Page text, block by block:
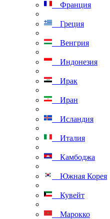
Франция
Греция
Венгрия
Индонезия
Ирак
Иран
Исландия
Италия
Камбоджа
Южная Корея
Кувейт
Марокко